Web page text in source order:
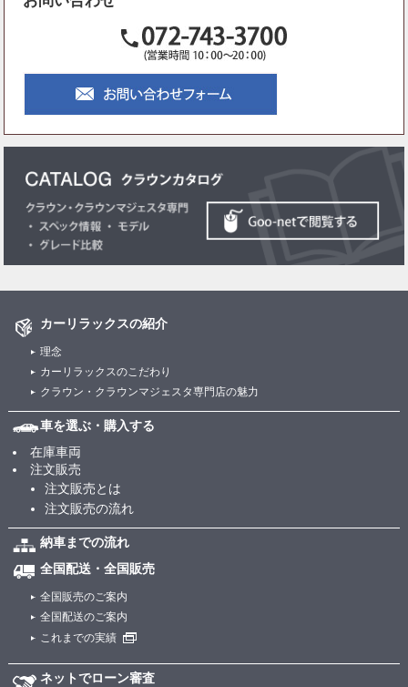
カーリラックスの紹介
理念
カーリラックスのこだわり
クラウン・クラウンマジェスタ専門店の魅力
車を選ぶ・購入する
在庫車両
注文販売
注文販売とは
注文販売の流れ
納車までの流れ
全国配送・全国販売
全国販売のご案内
全国配送のご案内
これまでの実績
ネットでローン審査